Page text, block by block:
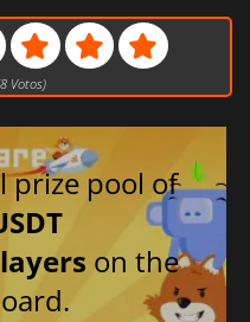
8Votos)
prize pool of
on the